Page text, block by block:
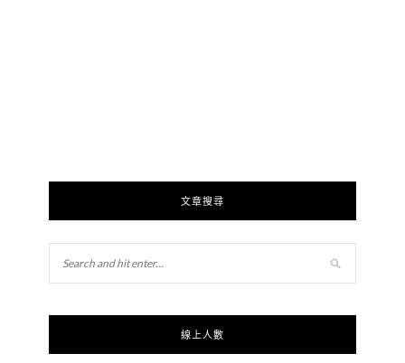
文章搜尋
線上人數